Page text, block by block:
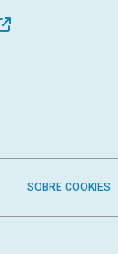
SOBRE COOKIES